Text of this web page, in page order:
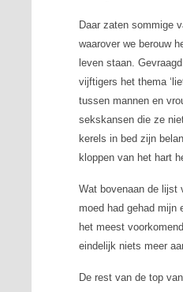
Daar zaten sommige
waarover we berouw
leven staan.
vijftigers het thema
tussen mannen en
sekskansen die ze
kerels in bed zijn
kloppen van het hart
Wat bovenaan de lijst
moed had gehad mijn
het meest
eindelijk niets meer
De rest van de top